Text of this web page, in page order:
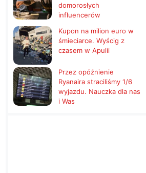
domorosłych
influencerów
Kupon na milion euro w
śmieciarce. Wyścig z
czasem w Apulii
Przez opóźnienie
Ryanaira straciliśmy 1/6
wyjazdu. Nauczka dla nas
i Was